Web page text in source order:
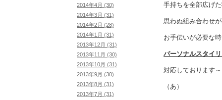
手持ちを全部広げ
思わぬ組み合わせ
お手伝いが必要な
パーソナルスタイ
対応しております
（あ）
2014年4月 (30)
2014年3月 (31)
2014年2月 (28)
2014年1月 (31)
2013年12月 (31)
2013年11月 (30)
2013年10月 (31)
2013年9月 (30)
2013年8月 (31)
2013年7月 (31)